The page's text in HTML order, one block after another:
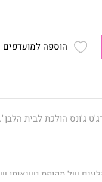
הוספה למועדפים
ג'ונס הולכת לבית הלבן".
של תקופת נשיאותו